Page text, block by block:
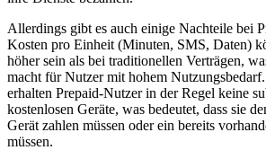
Allerdings gibt es auch einige Nachteile bei
Kosten pro Einheit (Minuten, SMS, Daten)
höher sein als bei traditionellen Verträgen,
macht für Nutzer mit hohem
erhalten Prepaid-Nutzer in der Regel keine
kostenlosen Geräte, was bedeutet, dass sie
Gerät zahlen müssen oder ein bereits
müssen.